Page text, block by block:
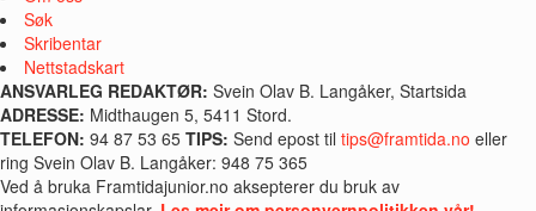
Søk
Skribentar
Nettstadskart
ANSVARLEG REDAKTØR: Svein Olav B. Langåker, Startsida
ADRESSE: Midthaugen 5, 5411 Stord.
TELEFON: 94 87 53 65 TIPS: Send epost til tips@framtida.no eller
ring Svein Olav B. Langåker: 948 75 365
Ved å bruka Framtidajunior.no aksepterer du bruk av